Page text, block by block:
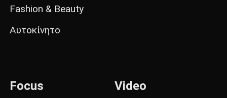
Fashion & Beauty
Αυτοκίνητο
Focus Video